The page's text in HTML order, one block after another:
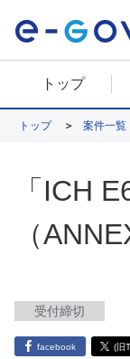
トップ
トップ 案件一覧
「ICH
（
受付締切
facebook (旧